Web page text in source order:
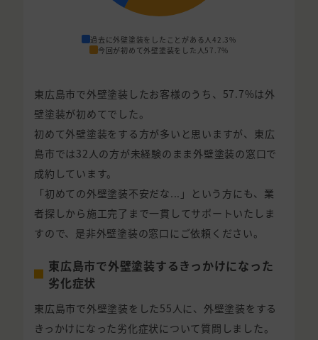
過去に外壁塗装をしたことがある人42.3%
今回が初めて外壁塗装をした人 57.7%
東広島市で外壁塗装したお客様のうち、57.7%は外
壁塗装が初めてでした。
初めて外壁塗装をする方が多いと思いますが、東広
島市では32人の方が未経験のまま外壁塗装の窓口で
成約しています。
「初めての外壁塗装不安だな...」という方にも、業
者探しから施工完了まで一貫してサポートいたしま
すので、是非外壁塗装の窓口にご依頼ください。
東広島市で外壁塗装するきっかけになった
劣化症状
東広島市で外壁塗装をした55人に、外壁塗装をする
きっかけになった劣化症状について質問しました。